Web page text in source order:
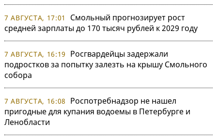
7 АВГУСТА, 17:01
Смольный прогнозирует рост
средней зарплаты до 170 тысяч рублей к 2029 году
7 АВГУСТА, 16:19
Росгвардейцы задержали
подростков за попытку залезть на крышу Смольного
собора
7 АВГУСТА, 16:08
Роспотребнадзор не нашел
пригодные для купания водоемы в Петербурге и
Ленобласти